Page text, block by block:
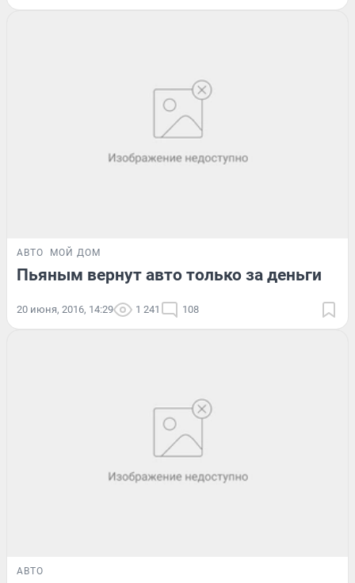
АВТО МОЙ ДОМ
Пьяным вернут авто только за деньги
20 июня, 2016, 14:29 1 241 108
АВТО